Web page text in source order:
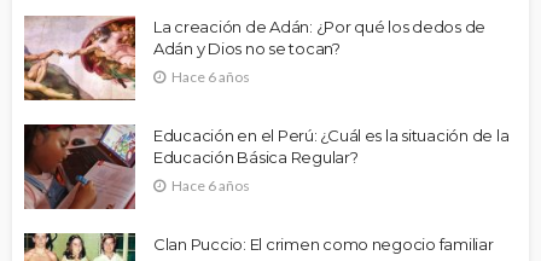
La creación de Adán: ¿Por qué los dedos de
Adán y Dios no se tocan?
Hace 6 años
Educación en el Perú: ¿Cuál es la situación de la
Educación Básica Regular?
Hace 6 años
Clan Puccio: El crimen como negocio familiar